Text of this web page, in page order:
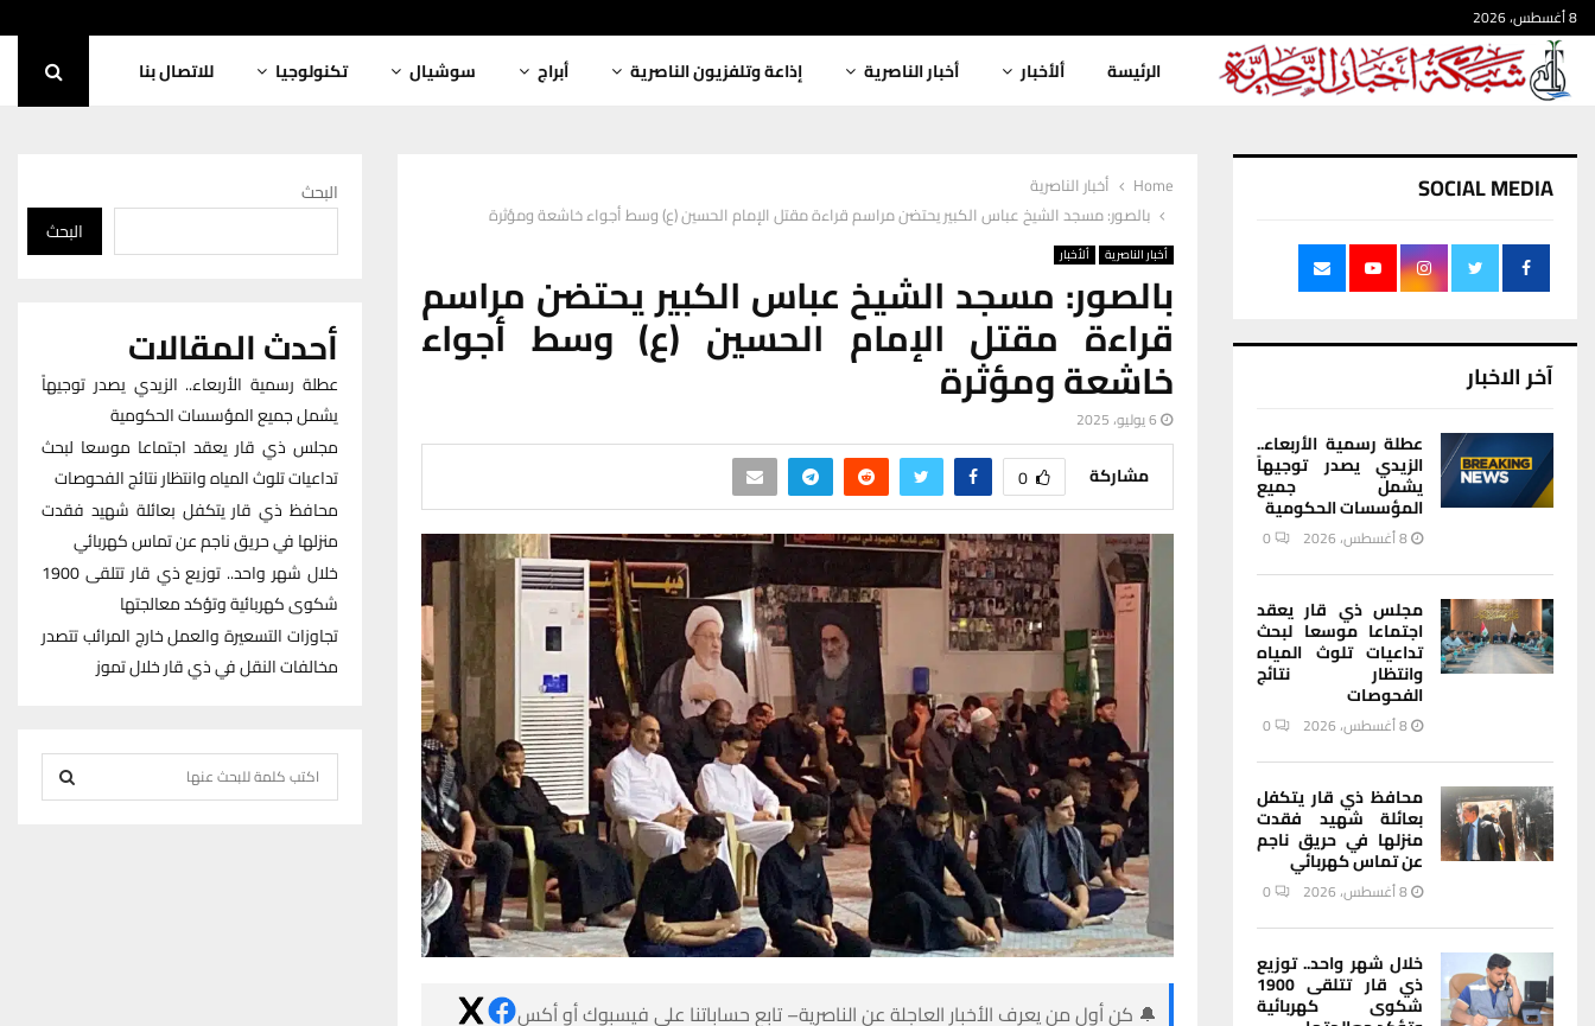
8 أغسطس، 2026
الرئيسة ألأخبار أخبار الناصرية إذاعة وتلفزيون الناصرية أبراج سوشيال تكنولوجيا للاتصال بنا
Home
أخبار الناصرية
بالصور: مسجد الشيخ عباس الكبير يحتضن مراسم قراءة مقتل الإمام الحسين (ع) وسط أجواء خاشعة ومؤثرة
أخبار الناصرية ألأخبار
بالصور: مسجد الشيخ عباس الكبير يحتضن مراسم
قراءة مقتل الإمام الحسين (ع) وسط أجواء
خاشعة ومؤثرة
6 يوليو، 2025
مشاركة 0
🔔 كن أول من يعرف الأخبار العاجلة عن الناصرية– تابع حساباتنا على فيسبوك أو أكس
SOCIAL MEDIA
آخر الاخبار
عطلة رسمية الأربعاء..
الزيدي يصدر توجيهاً
يشمل جميع
المؤسسات الحكومية
8 أغسطس، 2026 0
مجلس ذي قار يعقد
اجتماعا موسعا لبحث
تداعيات تلوث المياه
وانتظار نتائج
الفحوصات
8 أغسطس، 2026 0
محافظ ذي قار يتكفل
بعائلة شهيد فقدت
منزلها في حريق ناجم
عن تماس كهربائي
8 أغسطس، 2026 0
خلال شهر واحد.. توزيع
ذي قار تتلقى 1900
شكوى كهربائية
البحث
البحث
أحدث المقالات
عطلة رسمية الأربعاء.. الزيدي يصدر توجيهاً
يشمل جميع المؤسسات الحكومية
مجلس ذي قار يعقد اجتماعا موسعا لبحث
تداعيات تلوث المياه وانتظار نتائج الفحوصات
محافظ ذي قار يتكفل بعائلة شهيد فقدت
منزلها في حريق ناجم عن تماس كهربائي
خلال شهر واحد.. توزيع ذي قار تتلقى 1900
شكوى كهربائية وتؤكد معالجتها
تجاوزات التسعيرة والعمل خارج المرائب تتصدر
مخالفات النقل في ذي قار خلال تموز
e